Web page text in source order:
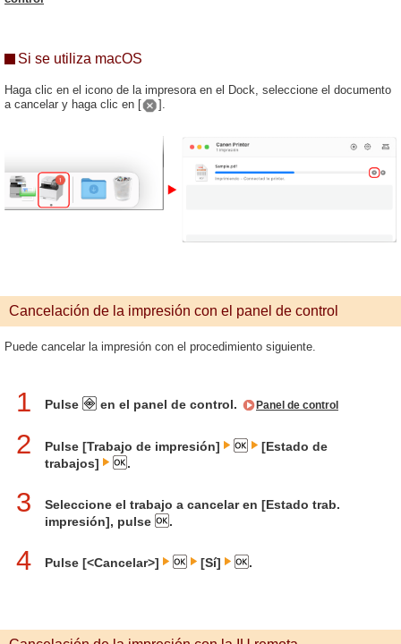
Si se utiliza macOS
Haga clic en el icono de la impresora en el Dock, seleccione el documento
a cancelar y haga clic en [
].
Cancelación de la impresión con el panel de control
Puede cancelar la impresión con el procedimiento siguiente.
1 Pulse en el panel de control. Panel de control
2 Pulse [Trabajo de impresión]
[Estado de
trabajos]
.
3
Seleccione el trabajo a cancelar en [Estado trab.
impresión], pulse
.
4 Pulse [<Cancelar>] [Sí] .